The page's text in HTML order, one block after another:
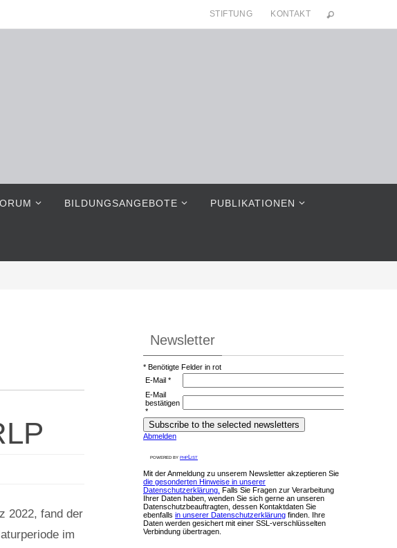
STIFTUNG KONTAKT
BILDUNGSANGEBOTE PUBLIKATIONEN
2022, fand der
im
Newsletter